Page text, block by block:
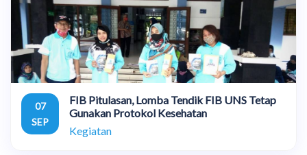
07
SEP
FIB Pitulasan, Lomba Tendik FIB UNS Tetap
Gunakan Protokol Kesehatan
Kegiatan